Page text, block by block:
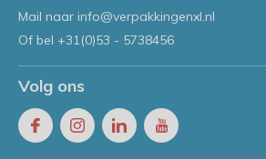
Mail naar info@verpakkingenxl.nl
Of bel +31(0)53 - 5738456
Volg ons